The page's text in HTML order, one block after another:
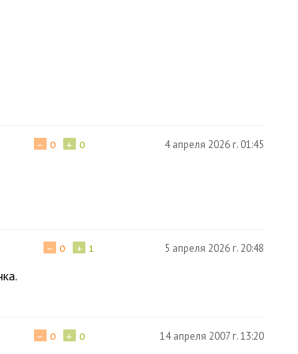
+ 0
− 0 4 апреля 2026 г. 01:45
+ 1
− 0 5 апреля 2026 г. 20:48
+ 0
− 0 14 апреля 2007 г. 13:20